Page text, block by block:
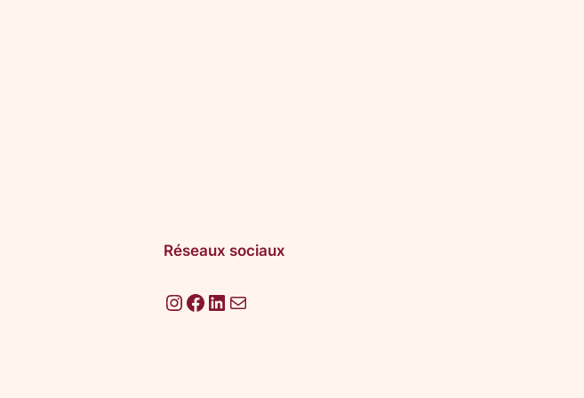
Réseaux sociaux
InstagramFacebook LinkedIn E-mail